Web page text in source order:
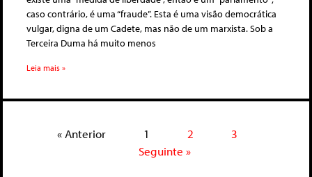
caso contrário, é uma “fraude”. Esta é uma visão democrática
vulgar, digna de um Cadete, mas não de um marxista. Sob a
Terceira Duma há muito menos
Leia mais »
« Anterior 1 2
3
Seguinte »